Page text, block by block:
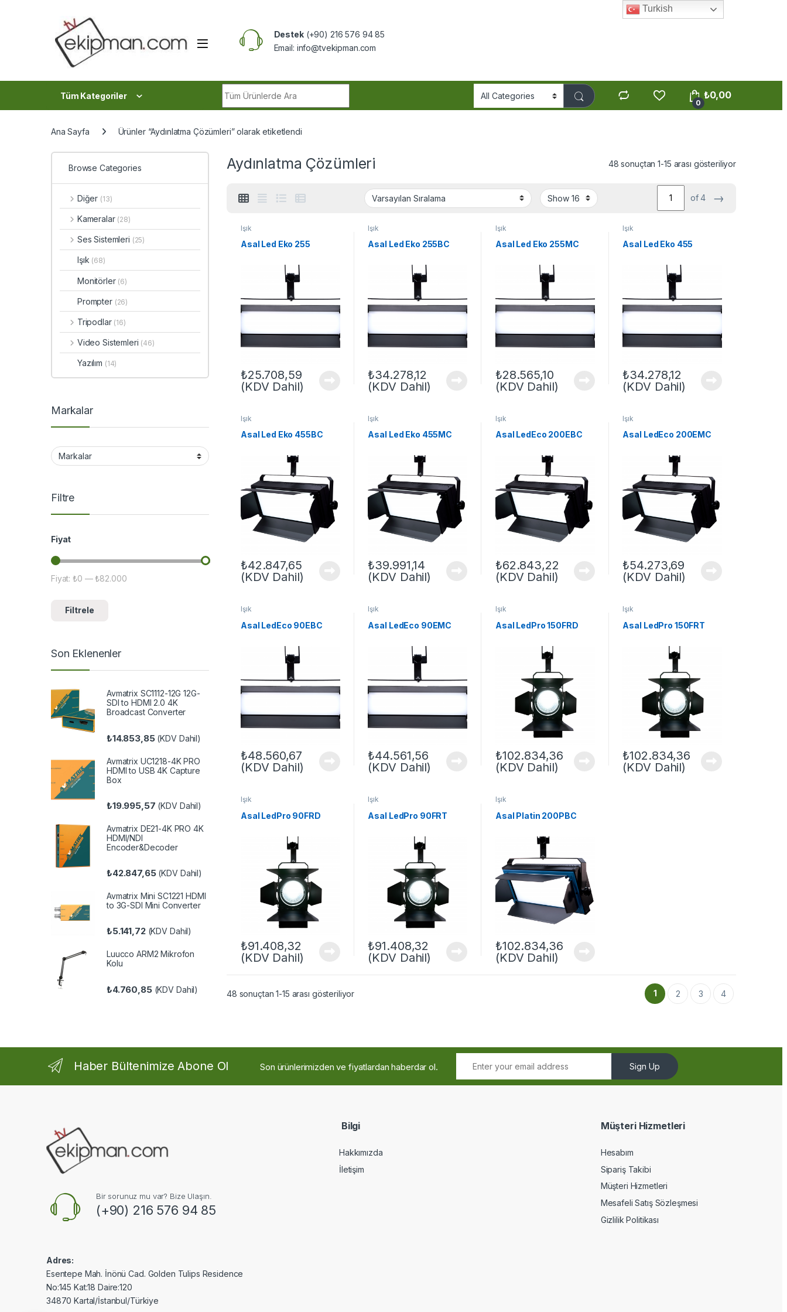
Destek(+90) 216 576 94 85
Email: info@tvekipman.com
Tüm Kategoriler
0
₺0,00
Ana Sayfa Ürünler “Aydınlatma Çözümleri” olarak etiketlendi
Aydınlatma Çözümleri 48 sonuçtan 1-15 arası gösteriliyor
of 4 →
Işık
Asal Led Eko 255
₺25.708,59
(KDV Dahil)
Işık
Asal Led Eko 255BC
₺34.278,12
(KDV Dahil)
Işık
Asal Led Eko 255MC
₺28.565,10
(KDV Dahil)
Işık
Asal Led Eko 455
₺34.278,12
(KDV Dahil)
Işık
Asal Led Eko 455BC
₺42.847,65
(KDV Dahil)
Işık
Asal Led Eko 455MC
₺39.991,14
(KDV Dahil)
Işık
Asal LedEco 200EBC
₺62.843,22
(KDV Dahil)
Işık
Asal LedEco 200EMC
₺54.273,69
(KDV Dahil)
Işık
Asal LedEco 90EBC
₺48.560,67
(KDV Dahil)
Işık
Asal LedEco 90EMC
₺44.561,56
(KDV Dahil)
Işık
Asal LedPro 150FRD
₺102.834,36
(KDV Dahil)
Işık
Asal LedPro 150FRT
₺102.834,36
(KDV Dahil)
Işık
Asal LedPro 90FRD
₺91.408,32
(KDV Dahil)
Işık
Asal LedPro 90FRT
₺91.408,32
(KDV Dahil)
Işık
Asal Platin 200PBC
₺102.834,36
(KDV Dahil)
48 sonuçtan 1-15 arası gösteriliyor 1 2 3 4
Browse Categories
Diğer (13)
Kameralar (28)
Ses Sistemleri (25)
Işık (68)
Monitörler (6)
Prompter (26)
Tripodlar (16)
Video Sistemleri (46)
Yazılım (14)
Markalar
Filtre
Fiyat
En düşük fiyat
En yüksek fiyat
Filtrele
Fiyat:₺0 —₺82.000
Son Eklenenler
Avmatrix SC1112-12G 12G-
SDI to HDMI 2.0 4K
Broadcast Converter
₺14.853,85(KDV Dahil)
Avmatrix UC1218-4K PRO
HDMI to USB 4K Capture
Box
₺19.995,57 (KDV Dahil)
Avmatrix DE21-4K PRO 4K
HDMI/NDI
Encoder&Decoder
₺42.847,65(KDV Dahil)
Avmatrix Mini SC1221 HDMI
to 3G-SDI Mini Converter
₺5.141,72(KDV Dahil)
Luucco ARM2 Mikrofon
Kolu
₺4.760,85(KDV Dahil)
Haber Bültenimize Abone Ol Son ürünlerimizden ve fiyatlardan haberdar ol. Sign Up
Bir sorunuz mu var? Bize Ulaşın.
(+90) 216 576 94 85
Adres:
Esentepe Mah. İnönü Cad. Golden Tulips Residence
No:145 Kat:18 Daire:120
34870 Kartal/İstanbul/Türkiye
Bilgi
Hakkımızda
İletişim
Müşteri Hizmetleri
Hesabım
Sipariş Takibi
Müşteri Hizmetleri
Mesafeli Satış Sözleşmesi
Gizlilik Politikası
Turkish